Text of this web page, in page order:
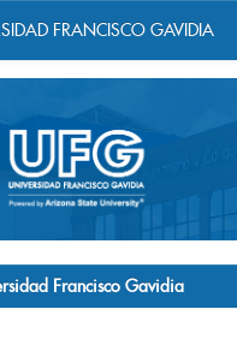
FRANCISCO GAVIDIA
Francisco Gavidia